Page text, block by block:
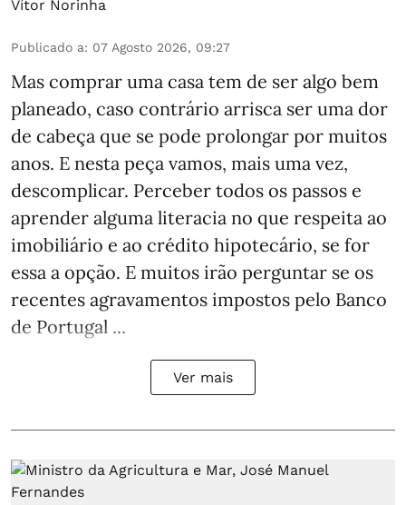
Vítor Norinha
Publicado a: 07 Agosto 2026, 09:27
Mas comprar uma casa tem de ser algo bem
planeado, caso contrário arrisca ser uma dor
de cabeça que se pode prolongar por muitos
anos. E nesta peça vamos, mais uma vez,
descomplicar. Perceber todos os passos e
aprender alguma literacia no que respeita ao
imobiliário e ao crédito hipotecário, se for
essa a opção. E muitos irão perguntar se os
recentes agravamentos impostos pelo Banco
de Portugal ...
Ver mais